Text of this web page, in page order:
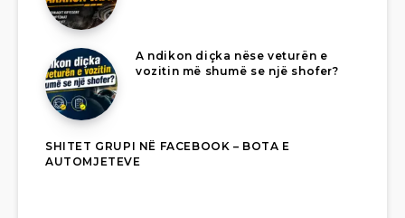
A ndikon diçka nëse veturën e
vozitin më shumë se një shofer?
SHITET GRUPI NË FACEBOOK – BOTA E
AUTOMJETEVE